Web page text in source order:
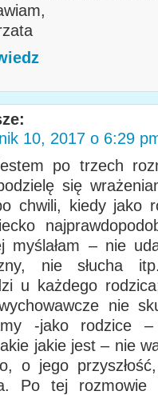
10, 2017 o 6:29
po trzech
się
chwili, kiedy jako
myślałam – nie
nie słucha
u każdego
nie
-jako rodzice
jakie jest – nie
o jego
Po tej rozmowie